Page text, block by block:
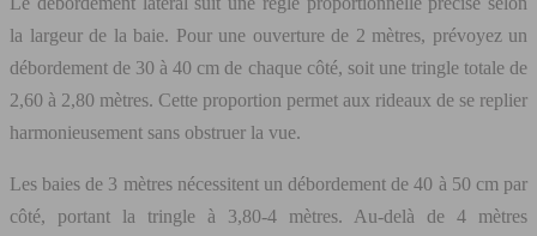
la largeur de la baie. Pour une ouverture de 2 mètres, prévoyez un
débordement de 30 à 40 cm de chaque côté, soit une tringle totale de
2,60 à 2,80 mètres. Cette proportion permet aux rideaux de se replier
harmonieusement sans obstruer la vue.
Les baies de 3 mètres nécessitent un débordement de 40 à 50 cm par
côté, portant la tringle à 3,80-4 mètres. Au-delà de 4 mètres